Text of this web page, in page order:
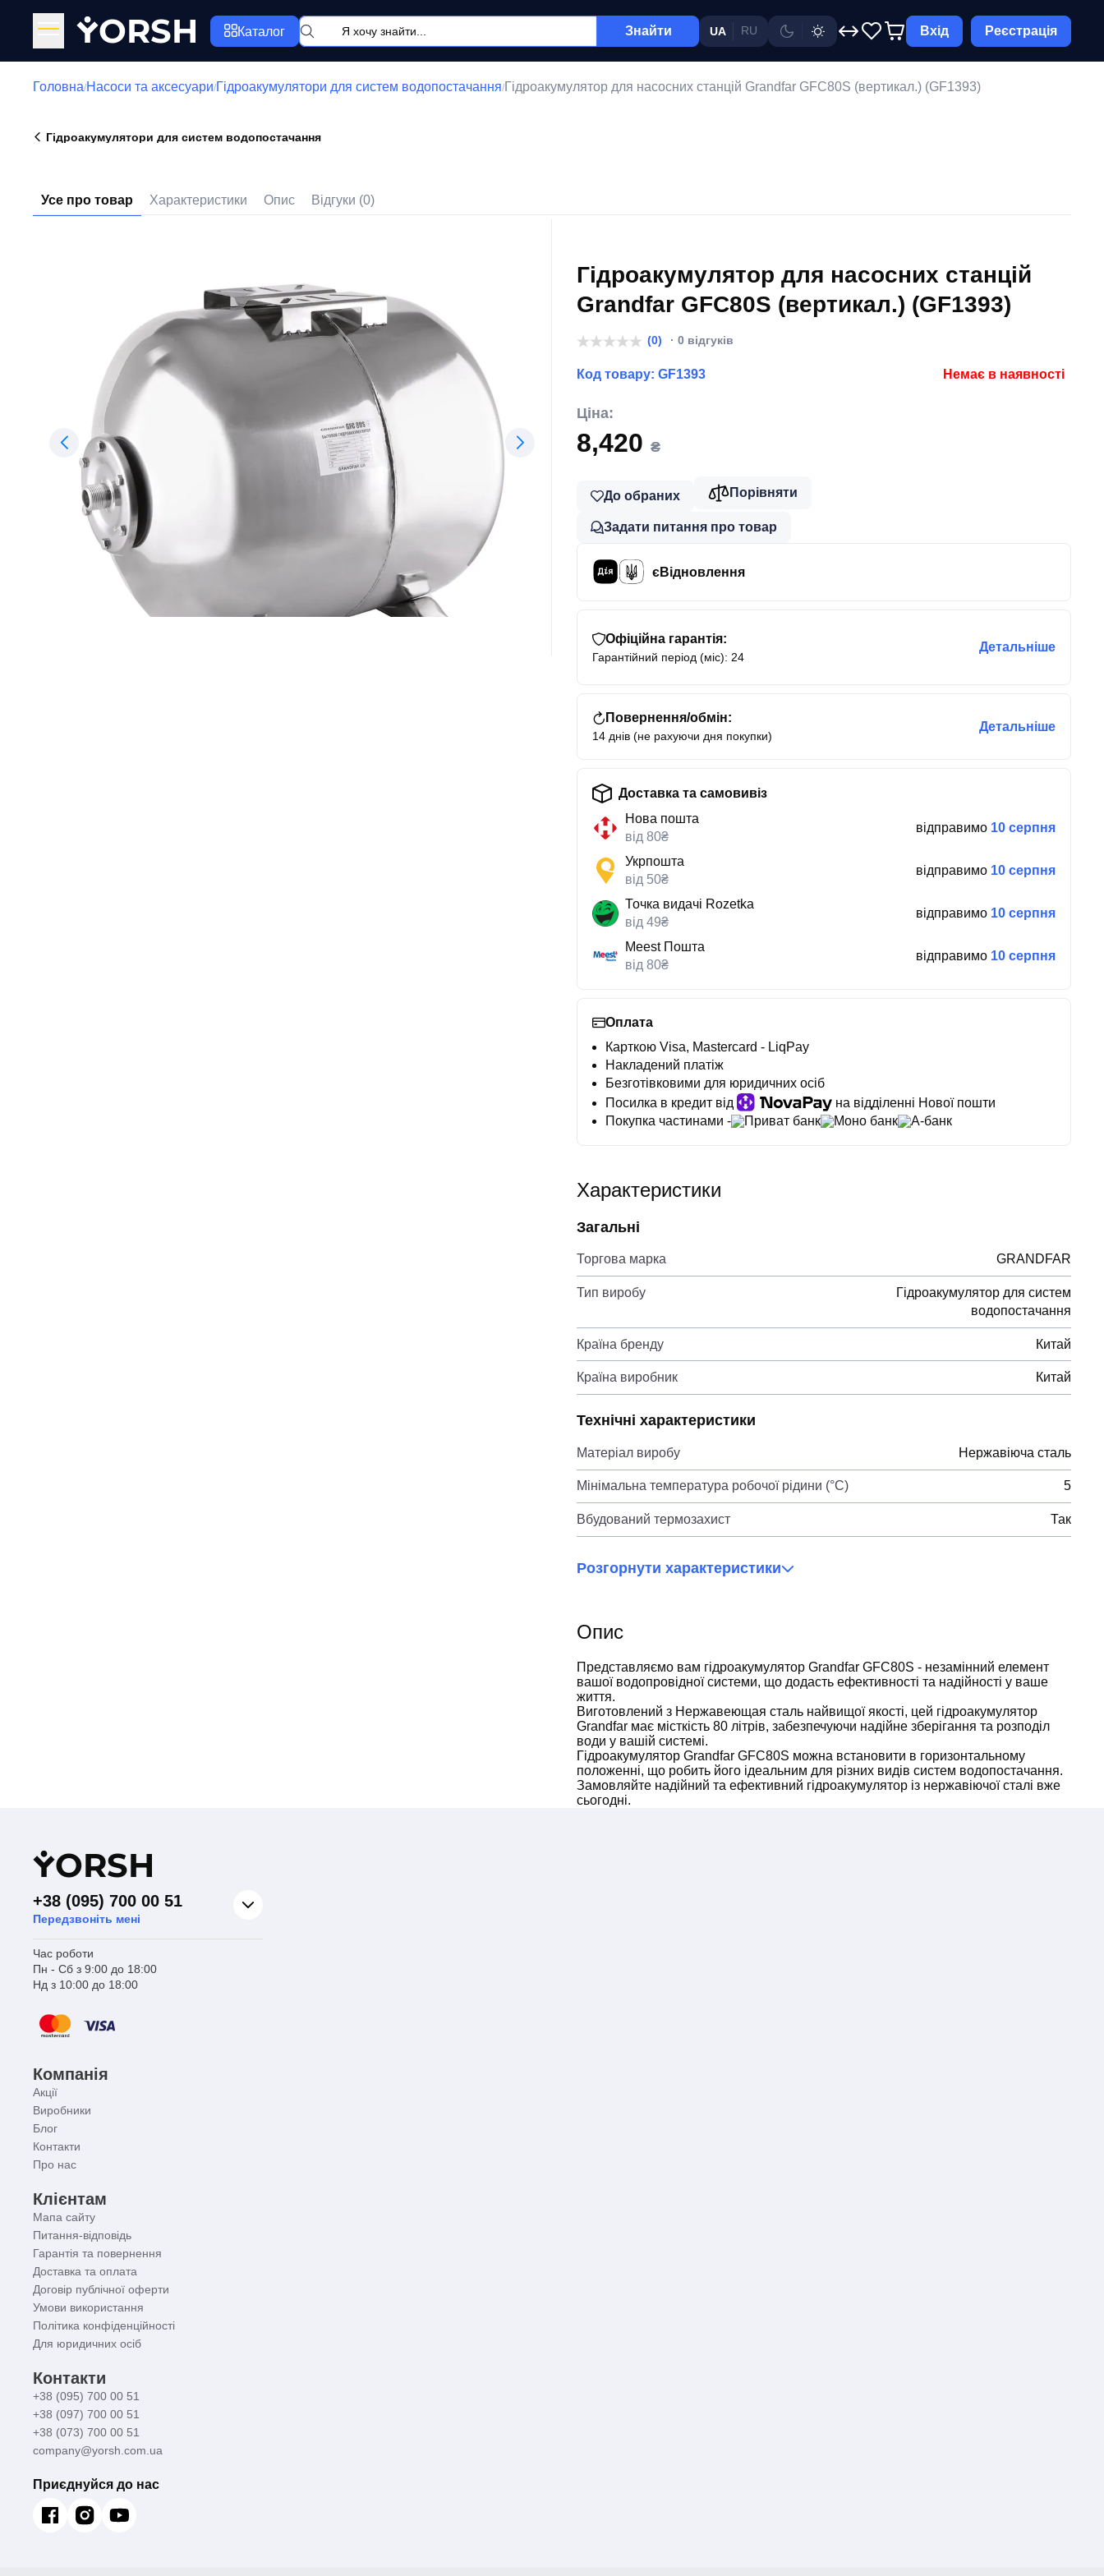
YORSH Каталог Знайти UA RU Вхід Реєстрація
Головна/Насоси та аксесуари/Гідроакумулятори для систем водопостачання/Гідроакумулятор для насосних станцій Grandfar GFC80S (вертикал.) (GF1393)
Гідроакумулятори для систем водопостачання
Усе про товар Характеристики Опис Відгуки (0)
Гідроакумулятор для насосних станцій
Grandfar GFC80S (вертикал.) (GF1393)
(0) · 0 відгуків
Код товару: GF1393 Немає в наявності
Ціна:
8,420 ₴
До обраних Порівняти
Задати питання про товар
єВідновлення
Офіційна гарантія:
Гарантійний період (міс): 24
Детальніше
Повернення/обмін:
14 днів (не рахуючи дня покупки)
Детальніше
Доставка та самовивіз
Нова пошта
від 80₴
відправимо 10 серпня
Укрпошта
від 50₴
відправимо 10 серпня
Точка видачі Rozetka
від 49₴
відправимо 10 серпня
Meest Пошта
від 80₴
відправимо 10 серпня
Оплата
Карткою Visa, Mastercard - LiqPay
Накладений платіж
Безготівковими для юридичних осіб
Посилка в кредит від
на відділенні Нової пошти
Покупка частинами -
Приват банк Моно банк А-банк
Характеристики
Загальні
Торгова марка GRANDFAR
Тип виробу
Гідроакумулятор для систем
водопостачання
Країна бренду Китай
Країна виробник Китай
Технічні характеристики
Матеріал виробу Нержавіюча сталь
Мінімальна температура робочої рідини (°C) 5
Вбудований термозахист Так
Розгорнути характеристики
Опис
Представляємо вам гідроакумулятор Grandfar GFC80S - незамінний елемент
вашої водопровідної системи, що додасть ефективності та надійності у ваше
життя.
Виготовлений з Нержавеющая сталь найвищої якості, цей гідроакумулятор
Grandfar має місткість 80 літрів, забезпечуючи надійне зберігання та розподіл
води у вашій системі.
Гідроакумулятор Grandfar GFC80S можна встановити в горизонтальному
положенні, що робить його ідеальним для різних видів систем водопостачання.
Замовляйте надійний та ефективний гідроакумулятор із нержавіючої сталі вже
сьогодні.
YORSH
+38 (095) 700 00 51
Передзвоніть мені
Час роботи
Пн - Сб з 9:00 до 18:00
Нд з 10:00 до 18:00
Компанія
Акції
Виробники
Блог
Контакти
Про нас
Клієнтам
Мапа сайту
Питання-відповідь
Гарантія та повернення
Доставка та оплата
Договір публічної оферти
Умови використання
Політика конфіденційності
Для юридичних осіб
Контакти
+38 (095) 700 00 51
+38 (097) 700 00 51
+38 (073) 700 00 51
company@yorsh.com.ua
Приєднуйся до нас